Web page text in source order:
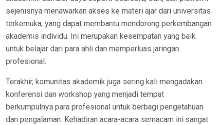
sejenisnya menawarkan akses ke materi ajar dari universitas
terkemuka, yang dapat membantu mendorong perkembangan
akademis individu. Ini merupakan kesempatan yang baik
untuk belajar dari para ahli dan memperluas jaringan
profesional.
Terakhir, komunitas akademik juga sering kali mengadakan
konferensi dan workshop yang menjadi tempat
berkumpulnya para profesional untuk berbagi pengetahuan
dan pengalaman. Kehadiran acara-acara semacam ini sangat